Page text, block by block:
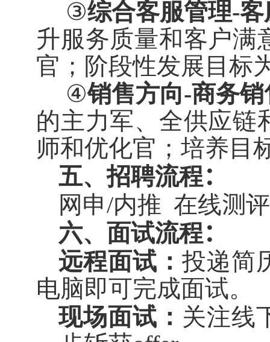
③综合客服管理-客
升服务质量和客户满
官；阶段性发展目标
④销售方向-商务
的主力军、全供应链
师和优化官；培养目
五、招聘流程：
网申/内推在线测
六、面试流程：
远程面试： 投递简
电脑即可完成面试。
现场面试： 关注线